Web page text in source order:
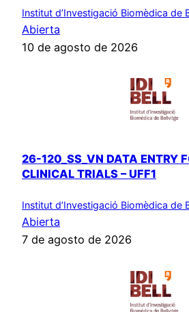
Institut d’Investigació Biomèdica de
Abierta
10 de agosto de 2026
26-120_SS_VN DATA ENTRY
CLINICAL TRIALS – UFF1
Institut d’Investigació Biomèdica de
Abierta
7 de agosto de 2026